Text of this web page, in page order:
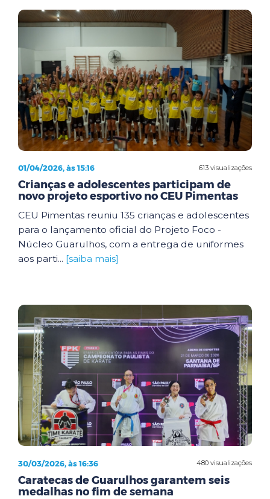
613 visualizações
01/04/2026, às 15:16
Crianças e adolescentes participam de
novo projeto esportivo no CEU Pimentas
CEU Pimentas reuniu 135 crianças e adolescentes
para o lançamento oficial do Projeto Foco -
Núcleo Guarulhos, com a entrega de uniformes
aos parti... [saiba mais]
480 visualizações
30/03/2026, às 16:36
Caratecas de Guarulhos garantem seis
medalhas no fim de semana